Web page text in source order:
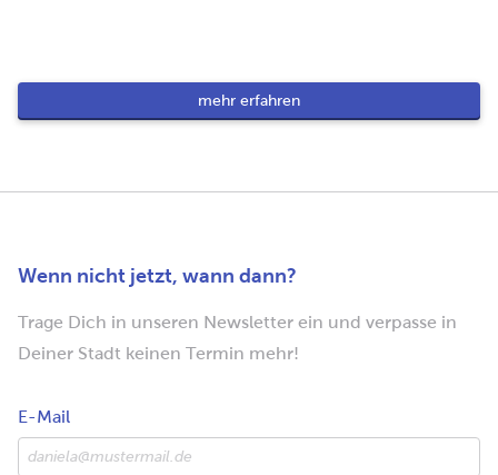
mehr erfahren
Wenn nicht jetzt, wann dann?
Trage Dich in unseren Newsletter ein und verpasse in
Deiner Stadt keinen Termin mehr!
E-Mail